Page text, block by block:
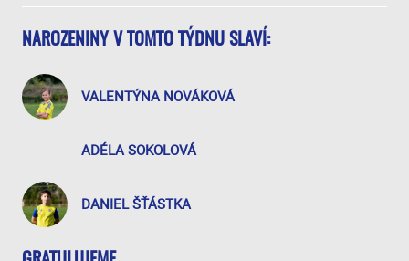
NAROZENINY V TOMTO TÝDNU SLAVÍ:
VALENTÝNA NOVÁKOVÁ
ADÉLA SOKOLOVÁ
DANIEL ŠŤÁSTKA